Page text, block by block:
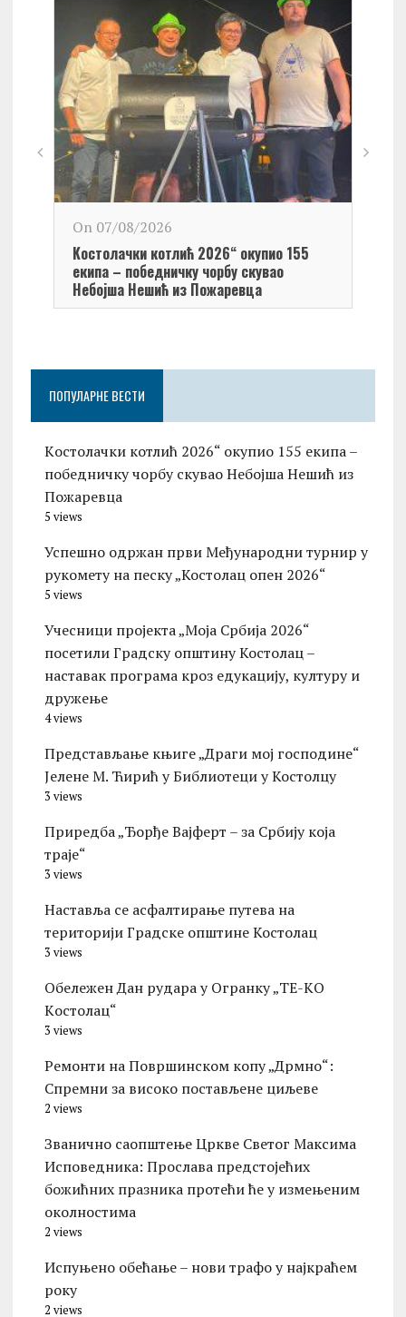
On 07/08/2026
Kостолачки котлић 2026“ окупио 155
екипа – победничку чорбу скувао
Небојша Нешић из Пожаревца
ПОПУЛАРНЕ ВЕСТИ
Kостолачки котлић 2026“ окупио 155 екипа –
победничку чорбу скувао Небојша Нешић из
Пожаревца
5 views
Успешно одржан први Међународни турнир у
рукомету на песку „Костолац опен 2026“
5 views
Учесници пројекта „Моја Србија 2026“
посетили Градску општину Костолац –
наставак програма кроз едукацију, културу и
дружење
4 views
Представљање књиге „Драги мој господине“
Јелене М. Ћирић у Библиотеци у Костолцу
3 views
Приредба „Ђорђе Вајферт – за Србију која
траје“
3 views
Наставља се асфалтирање путева на
територији Градске општине Костолац
3 views
Обележен Дан рудара у Огранку „ТЕ-KО
Kостолац“
3 views
Ремонти на Површинском копу „Дрмно“:
Спремни за високо постављене циљеве
2 views
Званично саопштење Цркве Светог Максима
Исповедника: Прослава предстојећих
божићних празника протећи ће у измењеним
околностима
2 views
Испуњено обећање – нови трафо у најкраћем
року
2 views